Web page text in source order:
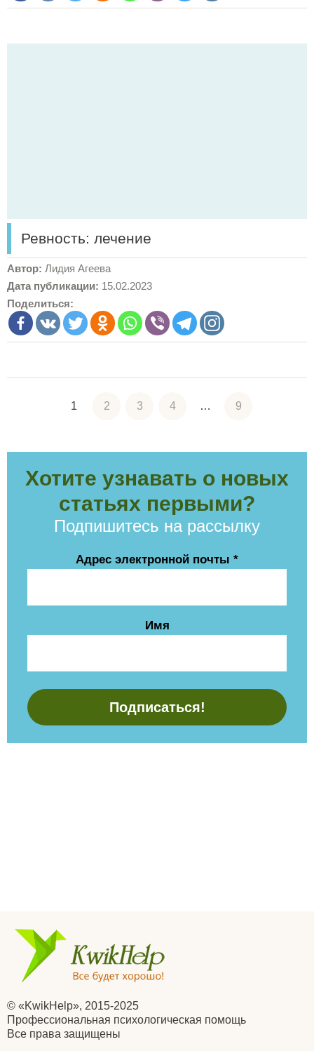
Ревность: лечение
Автор: Лидия Агеева
Дата публикации: 15.02.2023
Поделиться:
1 2 3 4 … 9
Хотите узнавать о новых
статьях первыми?
Подпишитесь на рассылку
Адрес электронной почты *
Имя
© «KwikHelp», 2015-2025
Профессиональная психологическая помощь
Все права защищены